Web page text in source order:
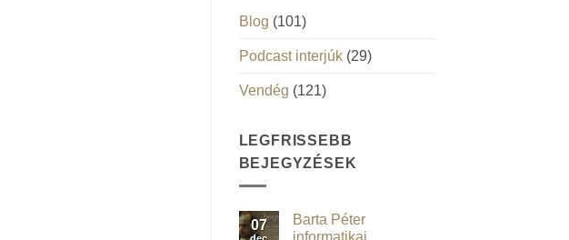
Blog (101)
Podcast interjúk(29)
Vendég (121)
LEGFRISSEBB
BEJEGYZÉSEK
07
Barta Péter
informatikai